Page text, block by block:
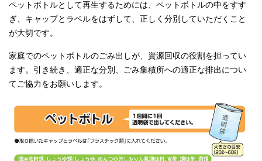
ペットボトルとして再生するためには、ペットボトルの中をすす
ぎ、キャップとラベルをはずして、正しく分別していただくこと
が大切です。
家庭でのペットボトルのごみ出しが、資源回収の役割を担ってい
ます。引き続き、適正な分別、ごみ集積所への適正な排出につい
てご協力をお願いします。